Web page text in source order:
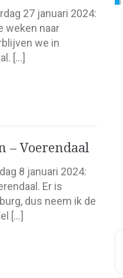
27 januari 2024:
weken naar
we in
[…]
– Voerendaal
8 januari 2024:
Er is
dus neem ik de
[…]